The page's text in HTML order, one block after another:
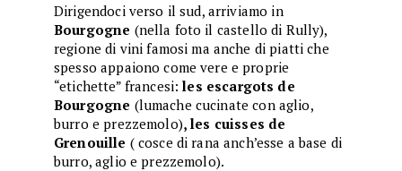
Dirigendoci verso il sud, arriviamo in
Bourgogne (nella foto il castello di Rully),
regione di vini famosi ma anche di piatti che
spesso appaiono come vere e proprie
“etichette” francesi:les escargots de
Bourgogne (lumache cucinate con aglio,
burro e prezzemolo), les cuisses de
Grenouille ( cosce di rana anch’esse a base di
burro, aglio e prezzemolo).